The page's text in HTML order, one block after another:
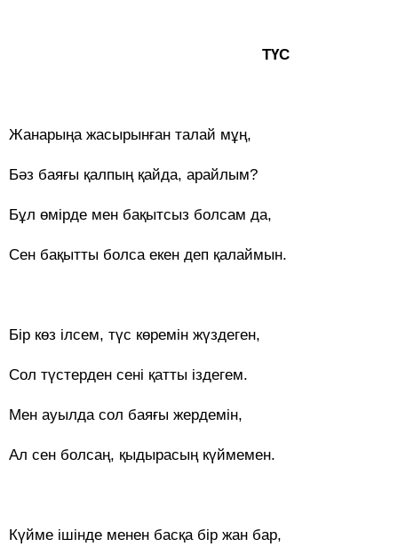
ТҮС
Жанарыңа жасырынған талай мұң,
Бәз баяғы қалпың қайда, арайлым?
Бұл өмірде мен бақытсыз болсам да,
Сен бақытты болса екен деп қалаймын.
Бір көз ілсем, түс көремін жүздеген,
Сол түстерден сені қатты іздегем.
Мен ауылда сол баяғы жердемін,
Ал сен болсаң, қыдырасың күймемен.
Күйме ішінде менен басқа бір жан бар,